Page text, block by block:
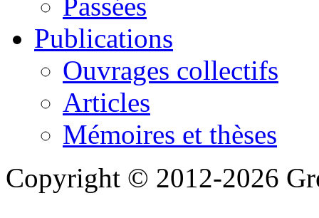
Publications
Ouvrages collectifs
Articles
Mémoires et thèses
Copyright © 2012-2026